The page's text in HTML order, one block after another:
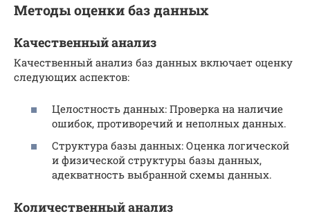
Методы оценки баз данных
Качественный анализ
Качественный анализ баз данных включает оценку
следующих аспектов:
Целостность данных: Проверка на наличие
ошибок, противоречий и неполных данных.
Структура базы данных: Оценка логической
и физической структуры базы данных,
адекватность выбранной схемы данных.
Количественный анализ